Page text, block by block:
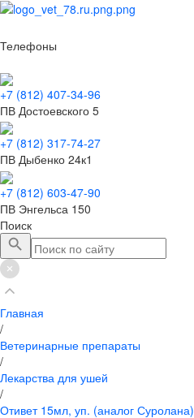
Телефоны
+7 (812) 407-34-96
ПВ Достоевского 5
+7 (812) 317-74-27
ПВ Дыбенко 24к1
+7 (812) 603-47-90
ПВ Энгельса 150
Поиск
Главная
/
Ветеринарные препараты
/
Лекарства для ушей
/
Отивет 15мл, уп. (аналог Суролана)